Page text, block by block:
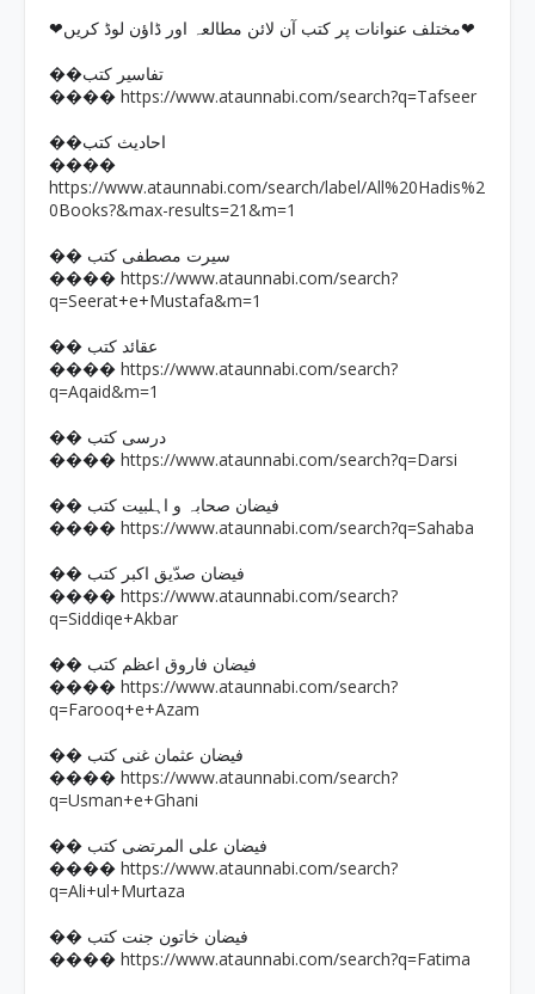
❤مختلف عنوانات پر کتب آن لائن مطالعہ اور ڈاؤن لوڈ کریں❤
��تفاسیر کتب
���� https://www.ataunnabi.com/search?q=Tafseer
��احادیث کتب
����
https://www.ataunnabi.com/search/label/All%20Hadis%2
0Books?&max-results=21&m=1
�� سیرت مصطفی کتب
���� https://www.ataunnabi.com/search?
q=Seerat+e+Mustafa&m=1
�� عقائد کتب
���� https://www.ataunnabi.com/search?
q=Aqaid&m=1
�� درسی کتب
���� https://www.ataunnabi.com/search?q=Darsi
�� فیضان صحابہ و اہلبیت کتب
���� https://www.ataunnabi.com/search?q=Sahaba
�� فیضان صدّیق اکبر کتب
���� https://www.ataunnabi.com/search?
q=Siddiqe+Akbar
�� فیضان فاروق اعظم کتب
���� https://www.ataunnabi.com/search?
q=Farooq+e+Azam
�� فیضان عثمان غنی کتب
���� https://www.ataunnabi.com/search?
q=Usman+e+Ghani
�� فیضان علی المرتضی کتب
���� https://www.ataunnabi.com/search?
q=Ali+ul+Murtaza
�� فیضان خاتون جنت کتب
���� https://www.ataunnabi.com/search?q=Fatima